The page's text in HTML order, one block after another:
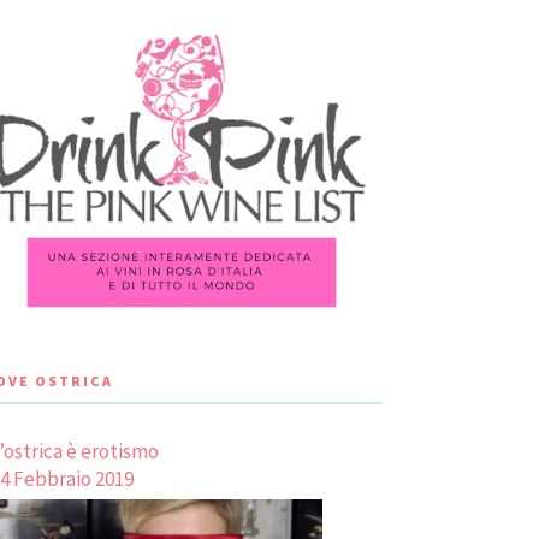
OSTRICA
è erotismo
Febbraio 2019